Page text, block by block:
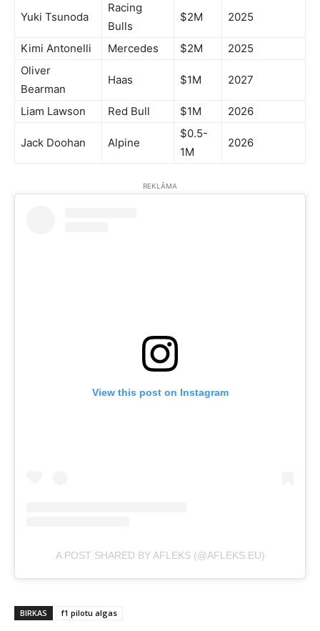
Yuki Tsunoda
Racing
Bulls
$2M 2025
Kimi Antonelli Mercedes $2M
2025
Oliver
Bearman
Haas $1M 2027
Liam Lawson Red Bull $1M 2026
Jack Doohan Alpine
$0.5-
1M
2026
REKLĀMA
View this post on Instagram
A POST SHARED BY AFLEKS (@AFLEKS.EU)
BIRKAS f1 pilotu algas